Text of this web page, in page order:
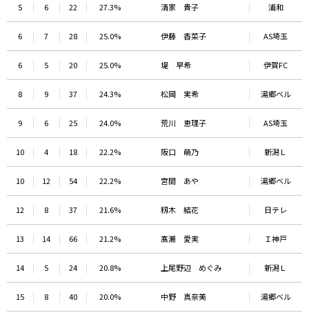
5 6 22 27.3% 清家 貴子 浦和
6 7 28 25.0% 伊藤 香菜子 AS埼玉
6 5 20 25.0% 堤 早希 伊賀FC
8 9 37 24.3% 松岡 実希 湯郷ベル
9 6 25 24.0% 荒川 恵理子 AS埼玉
10 4 18 22.2% 阪口 萌乃 新潟Ｌ
10 12 54 22.2% 宮間 あや 湯郷ベル
12 8 37 21.6% 籾木 結花 日テレ
13 14 66 21.2% 髙瀬 愛実 Ｉ神戸
14 5 24 20.8% 上尾野辺 めぐみ 新潟Ｌ
15 8 40 20.0% 中野 真奈美 湯郷ベル